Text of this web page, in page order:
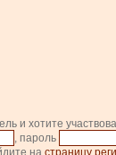
и хотите
, пароль
на страницу